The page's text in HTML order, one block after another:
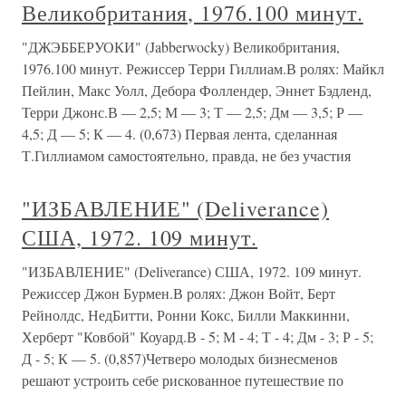
Великобритания, 1976.100 минут.
"ДЖЭББЕРУОКИ" (Jabberwocky) Великобритания,
1976.100 минут. Режиссер Терри Гиллиам.В ролях: Майкл
Пейлин, Макс Уолл, Дебора Фоллендер, Эннет Бэдленд,
Терри Джонс.В — 2,5; М — 3; Т — 2,5; Дм — 3,5; Р —
4,5; Д — 5; К — 4. (0,673) Первая лента, сделанная
Т.Гиллиамом самостоятельно, правда, не без участия
"ИЗБАВЛЕНИЕ" (Deliverance)
США, 1972. 109 минут.
"ИЗБАВЛЕНИЕ" (Deliverance) США, 1972. 109 минут.
Режиссер Джон Бурмен.В ролях: Джон Войт, Берт
Рейнолдс, НедБитти, Ронни Кокс, Билли Маккинни,
Херберт "Ковбой" Коуард.В - 5; М - 4; Т - 4; Дм - 3; Р - 5;
Д - 5; К — 5. (0,857)Четверо молодых бизнесменов
решают устроить себе рискованное путешествие по